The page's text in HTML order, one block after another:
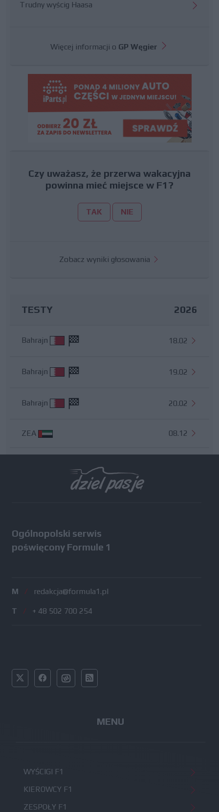
Trudny wyścig Haasa
Więcej informacji o GP Węgier
Czy uważasz, że przerwa wakacyjna
powinna mieć miejsce w F1?
TAK NIE
Zobacz wyniki głosowania
TESTY 2026
Bahrajn 18.02
Bahrajn 19.02
Bahrajn 20.02
ZEA 08.12
Ogólnopolski serwis
poświęcony Formule 1
M / redakcja@formula1.pl
T / + 48 502 700 254
MENU
WYŚCIGI F1
KIEROWCY F1
ZESPOŁY F1